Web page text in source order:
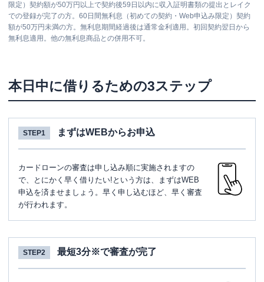
限定）契約額が50万円以上で契約後59日以内に収入証明書類の提出とレイク
での登録が完了の方。60日間無利息（初めての契約・Web申込み限定）契約
額が50万円未満の方。無利息期間経過後は通常金利適用。初回契約翌日から
無利息適用。他の無利息商品との併用不可。
本日中に借りるための3ステップ
STEP1 まずはWEBからお申込
カードローンの審査は申し込み順に実施されますの
で、とにかく早く借りたい!という方は、まずはWEB
申込を済ませましょう。早く申し込むほど、早く審査
が行われます。
STEP2 最短3分※で審査が完了